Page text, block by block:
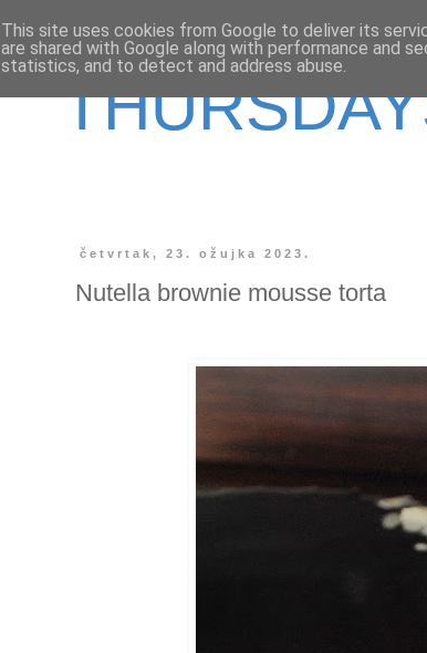
četvrtak, 23. ožujka 2023.
Nutella brownie mousse torta
This site uses cookies from Google to deliver its
are shared with Google along with performance and
statistics, and to detect and address abuse.